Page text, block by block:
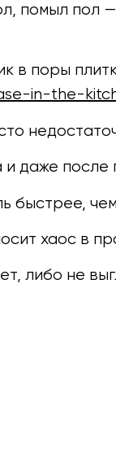
помыл пол
в поры
in-the-
даже после
быстрее,
хаос в
либо не